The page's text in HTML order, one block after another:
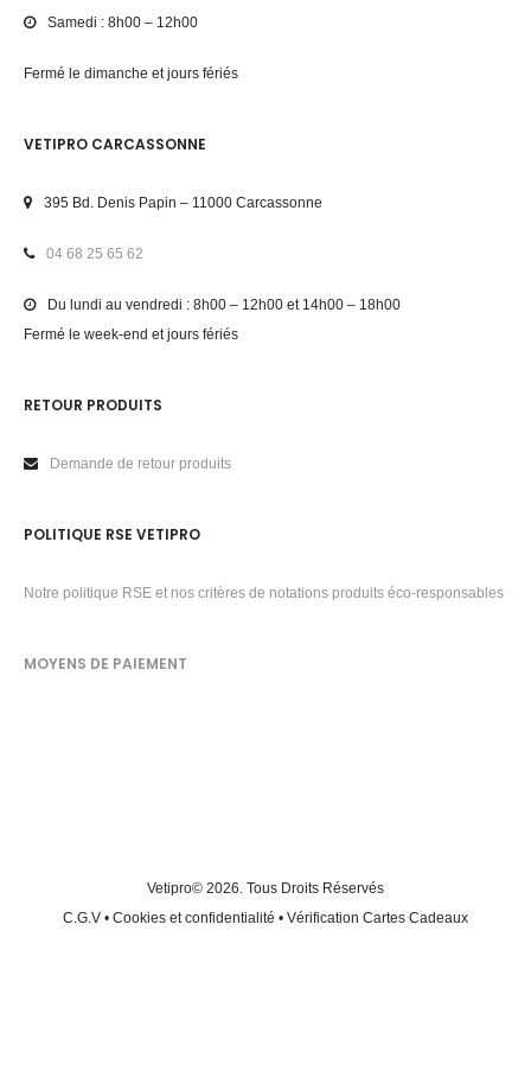
Samedi : 8h00 – 12h00
Fermé le dimanche et jours fériés
VETIPRO CARCASSONNE
395 Bd. Denis Papin – 11000 Carcassonne
04 68 25 65 62
Du lundi au vendredi : 8h00 – 12h00 et 14h00 – 18h00
Fermé le week-end et jours fériés
RETOUR PRODUITS
Demande de retour produits
POLITIQUE RSE VETIPRO
Notre politique RSE et nos critères de notations produits éco-responsables
MOYENS DE PAIEMENT
Vetipro© 2026. Tous Droits Réservés
C.G.V • Cookies et confidentialité • Vérification Cartes Cadeaux